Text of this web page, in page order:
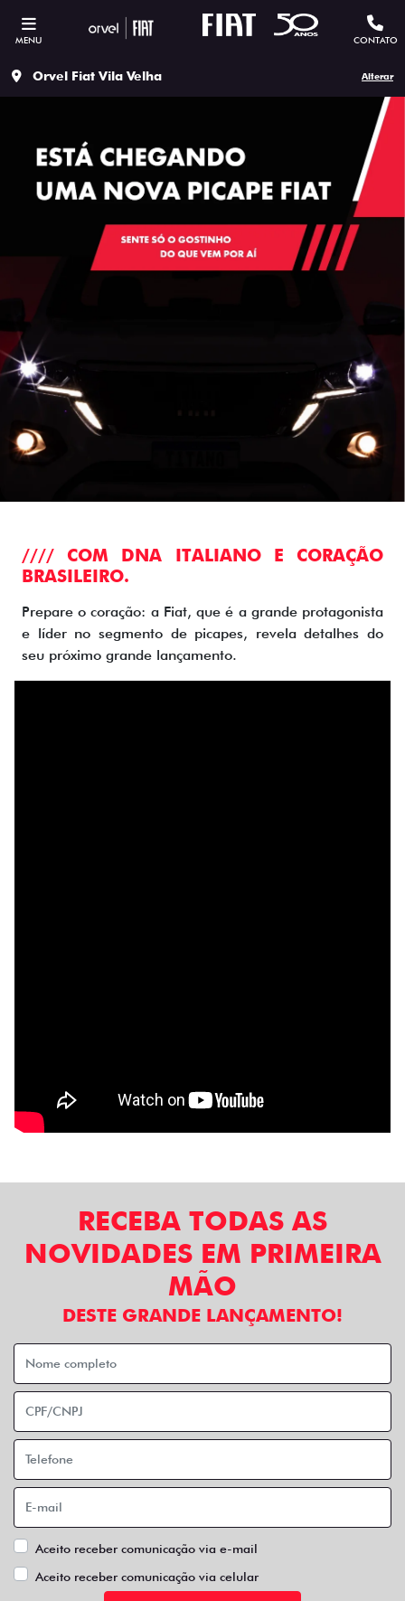
MENU CONTATO
Orvel Fiat Vila Velha Alterar
//// COM DNA ITALIANO E CORAÇÃO
BRASILEIRO.
Prepare o coração: a Fiat, que é a grande protagonista
e líder no segmento de picapes, revela detalhes do
seu próximo grande lançamento.
RECEBA TODAS AS
NOVIDADES EM PRIMEIRA
MÃO
DESTE GRANDE LANÇAMENTO!
Aceito receber comunicação via e-mail
Aceito receber comunicação via celular